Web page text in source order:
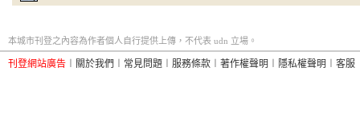
本城市刊登之內容為作者個人自行提供上傳，不代表 udn 立場。
刊登網站廣告 關於我們 常見問題 服務條款 著作權聲明 隱私權聲明 客服